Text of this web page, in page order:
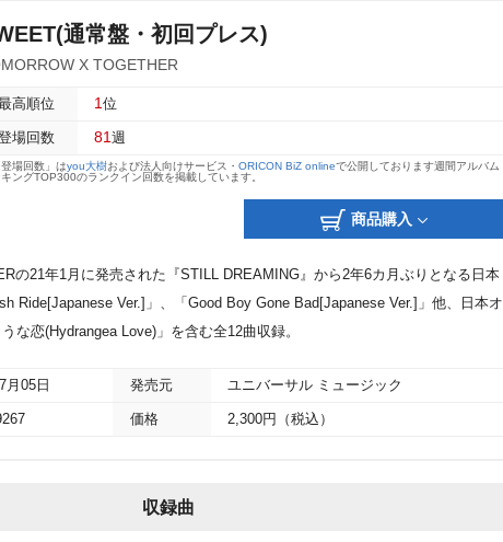
通常盤・初回プレス)
X TOGETHER
高順位 1 位
場回数 81 週
場回数」はyou大樹および法人向けサービス・ ORICON BiZ onlineで公開しております週間アルバム
ングTOP300のランクイン回数を掲載しています。
商品購入
の21年1月に発売された『STILL DREAMING』から2年6カ月ぶりとなる日本
Ride[Japanese Ver.]」、「Good Boy Gone Bad[Japanese Ver.]」他、日本オ
な恋(Hydrangea Love)」を含む全12曲収録。
月05日 発売元 ユニバーサル ミュージック
価格 2,300円（税込）
収録曲